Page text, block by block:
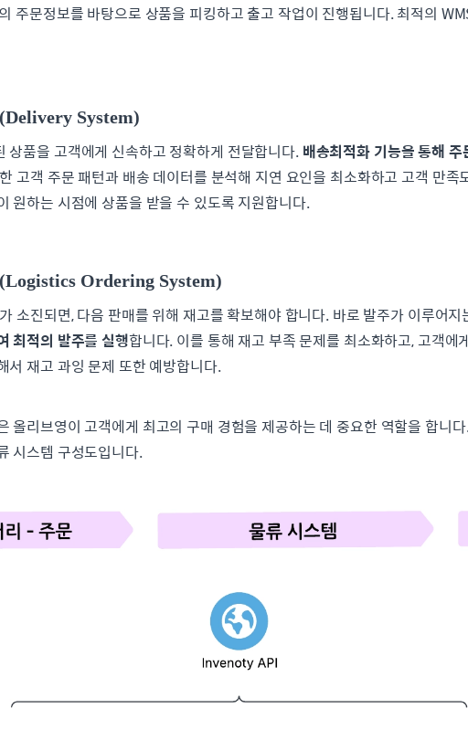
주문정보를 바탕으로 상품을 피킹하고 출고 작업이 진행됩니다. 최적의
System)
상품을 고객에게 신속하고 정확하게 전달합니다. 배송최적화 기능을 통해
고객 주문 패턴과 배송 데이터를 분석해 지연 요인을 최소화하고 고객 만
원하는 시점에 상품을 받을 수 있도록 지원합니다.
Ordering System)
소진되면, 다음 판매를 위해 재고를 확보해야 합니다. 바로 발주가 이루어지
최적의 발주를 실행합니다. 이를 통해 재고 부족 문제를 최소화하고, 고객
서 재고 과잉 문제 또한 예방합니다.
올리브영이 고객에게 최고의 구매 경험을 제공하는 데 중요한 역할을 합니
시스템 구성도입니다.